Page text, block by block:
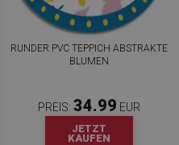
RUNDER PVC TEPPICH ABSTRAKTE
BLUMEN
PREIS: 34.99 EUR
JETZT
KAUFEN